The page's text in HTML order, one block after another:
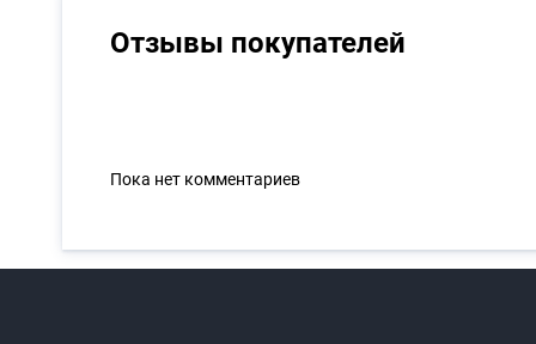
Отзывы покупателей
Пока нет комментариев